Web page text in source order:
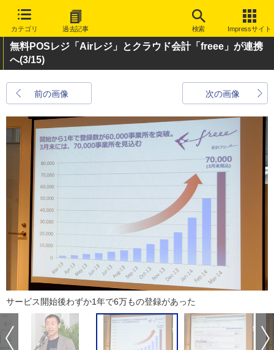
カテゴリ 過去記事 検索 Impressサイト
無料POSレジ「Airレジ」とクラウド会計「freee」が連携
へ(3/15)
前の画像 次の画像
サービス開始後わずか1年で6万もの登録があった